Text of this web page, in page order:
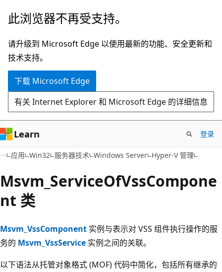
跳
主
要
内
此浏览器不再受支持。
请升级到 Microsoft Edge 以使用最新的功能、安全更新和
技术支持。
下载 Microsoft Edge
有关 Internet Explorer 和 Microsoft Edge 的详细信息
Learn 登录
应用 Win32 服务器技术 Windows Server Hyper-V 管理
Msvm_ServiceOfVssCompone
nt 类
Msvm_VssComponent 实例与表示对 VSS 组件执行操作的服
务的 Msvm_VssService 实例之间的关联。
以下语法从托管对象格式 (MOF) 代码中简化，包括所有继承的